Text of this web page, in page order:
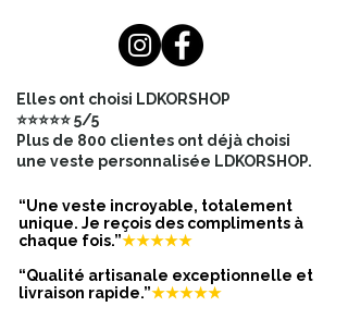
Elles ont choisi LDKORSHOP
⭐⭐⭐⭐⭐ 5/5
Plus de 800 clientes ont déjà choisi
une veste personnalisée LDKORSHOP.
“Une veste incroyable, totalement
unique. Je reçois des compliments à
chaque fois.”★★★★★
“Qualité artisanale exceptionnelle et
livraison rapide.”★★★★★